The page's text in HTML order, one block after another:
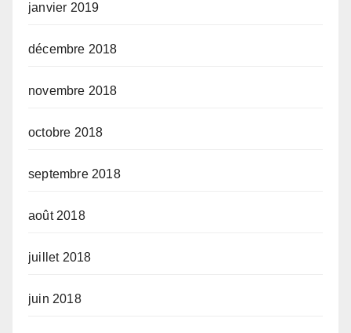
janvier 2019
décembre 2018
novembre 2018
octobre 2018
septembre 2018
août 2018
juillet 2018
juin 2018